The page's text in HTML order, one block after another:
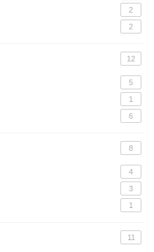
2
2
12
5
1
6
8
4
3
1
11